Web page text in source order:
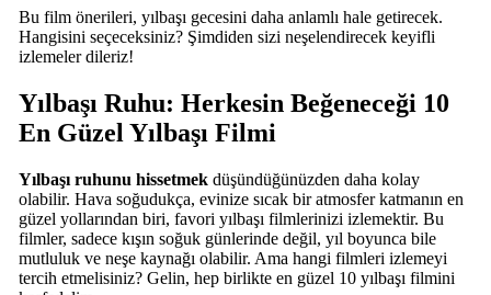
Bu film önerileri, yılbaşı gecesini daha anlamlı hale getirecek.
Hangisini seçeceksiniz? Şimdiden sizi neşelendirecek keyifli
izlemeler dileriz!
Yılbaşı Ruhu: Herkesin Beğeneceği 10
En Güzel Yılbaşı Filmi
Yılbaşı ruhunu hissetmekdüşündüğünüzden daha kolay
olabilir. Hava soğudukça, evinize sıcak bir atmosfer katmanın en
güzel yollarından biri, favori yılbaşı filmlerinizi izlemektir. Bu
filmler, sadece kışın soğuk günlerinde değil, yıl boyunca bile
mutluluk ve neşe kaynağı olabilir. Ama hangi filmleri izlemeyi
tercih etmelisiniz? Gelin, hep birlikte en güzel 10 yılbaşı filmini